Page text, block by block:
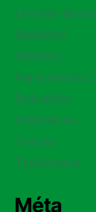
Livrets-
Matériel
Métiers
Personnels
Retraités
Solidaires
Tracts
Trésorerie
Méta